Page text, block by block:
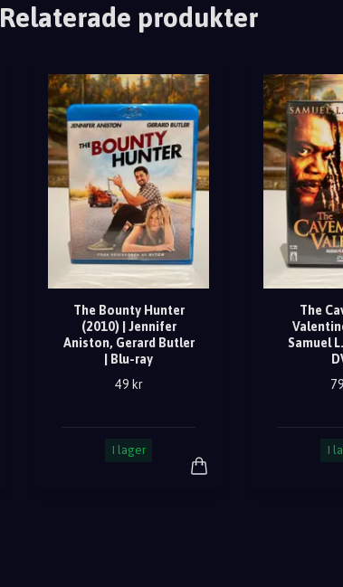
Relaterade produkter
The Bounty Hunter
(2010) | Jennifer
Aniston, Gerard Butler
| Blu-ray
49 kr
I lager
The
Samuel
I